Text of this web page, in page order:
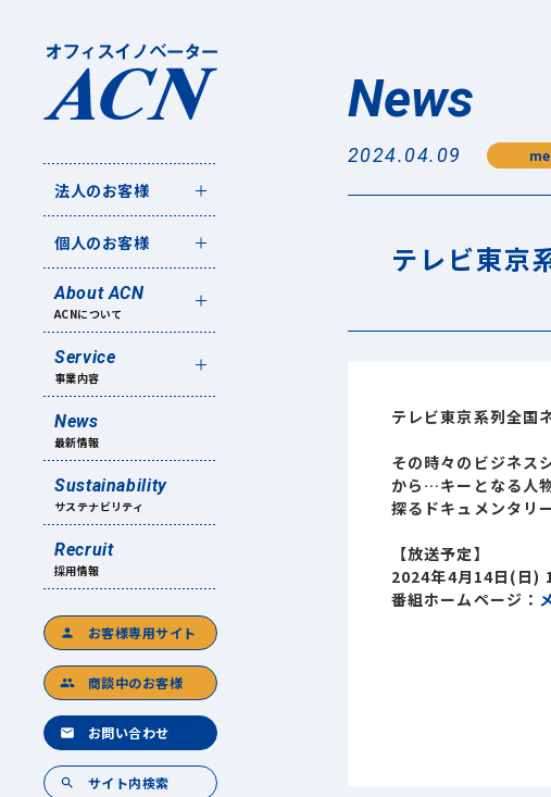
法人のお客様
個人のお客様
About ACN
ACNについて
Service
事業内容
News
最新情報
Sustainability
サステナビリティ
Recruit
採用情報
person お客様専用サイト
group 商談中のお客様
mail お問い合わせ
search サイト内検索
News
2024.04.09
テレビ東京
テレビ東京系列全国
その時々のビジネス
から…キーとなる人
探るドキュメンタリ
【放送予定】
2024年4月14日(日)
番組ホームページ：